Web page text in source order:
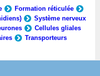
Formation réticulée
Système nerveux
Cellules gliales
Transporteurs